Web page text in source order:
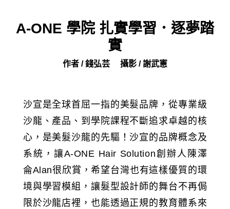
A-ONE 學院 扎實學習．逐夢踏
實
作者 / 錢弘芸 攝影 / 謝武憲
沙宣是全球首屈一指的美髮品牌，從專業級
沙龍、產品、到學院課程不斷追求卓越的核
心，是美髮沙龍的先驅！沙宣的品牌概念及
系統，讓A-ONE Hair Solution創辦人陳澤
侖Alan很欣賞，希望台灣也有這樣優質的環
境與學習模組，讓髮型設計師的舞台不再侷
限於沙龍店裡，也能透過正規的教育體系來